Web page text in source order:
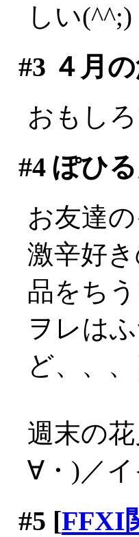
しい(^^;)
#3 ４月
おもし
#4ぽひ
お友達
激辛好
品をち
ヲレは
ど、、、
週末の
∀・)／イ
#5 [FFXI